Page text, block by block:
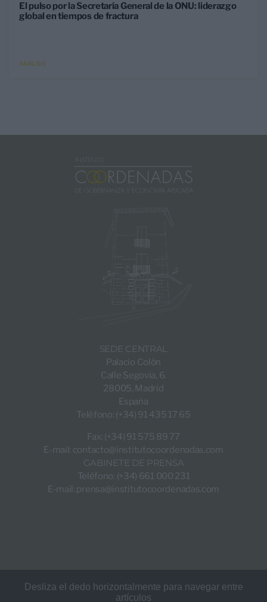
El pulso por la Secretaría General de la ONU: liderazgo
global en tiempos de fractura
ANÁLISIS
SEDE CENTRAL
Palacio Colón
Calle Segovia, 6.
28005, Madrid
España
Teléfono: (+34) 91 435 17 65
Fax: (+34) 91 575 89 77
E-mail: contacto@institutocoordenadas.com
GABINETE DE PRENSA
Teléfono: (+34) 661 000 231
E-mail: prensa@institutocoordenadas.com